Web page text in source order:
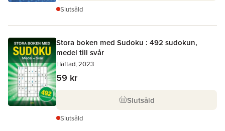
Slutsåld
Stora boken med Sudoku : 492 sudokun,
medel till svår
Häftad, 2023
59 kr
Slutsåld
Slutsåld